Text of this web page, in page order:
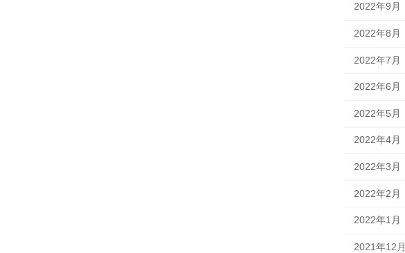
2022年9月
2022年8月
2022年7月
2022年6月
2022年5月
2022年4月
2022年3月
2022年2月
2022年1月
2021年12月